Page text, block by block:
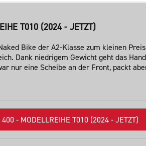
T010 (2024 - JETZT)
Bike der A2-Klasse zum kleinen
Dank niedrigem Gewicht geht das
nur eine Scheibe an der Front, packt
- MODELLREIHE T010 (2024 - JETZT)